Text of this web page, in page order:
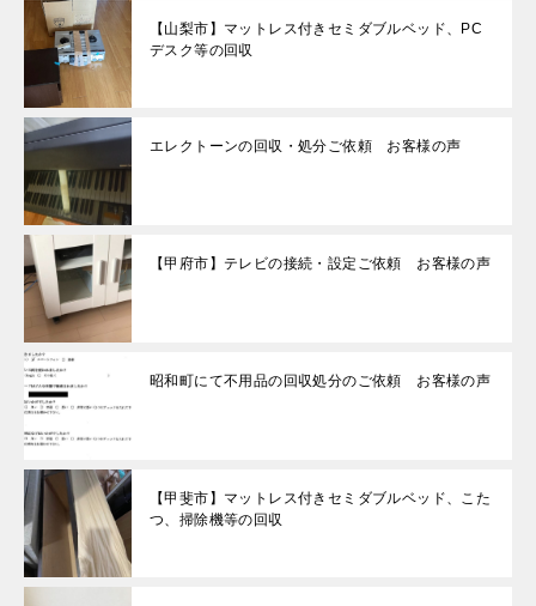
【山梨市】マットレス付きセミダブルベッド、PC
デスク等の回収
エレクトーンの回収・処分ご依頼 お客様の声
【甲府市】テレビの接続・設定ご依頼 お客様の声
昭和町にて不用品の回収処分のご依頼 お客様の声
【甲斐市】マットレス付きセミダブルベッド、こた
つ、掃除機等の回収